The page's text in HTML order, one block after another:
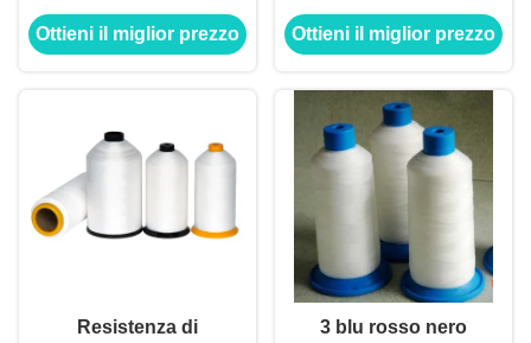
filtro del filato cucirino
1250d di PTFE ha
Ottieni il miglior prezzo
chimica di filtrazione
di protezione
Ottieni il miglior prezzo
Resistenza di
3 blu rosso nero